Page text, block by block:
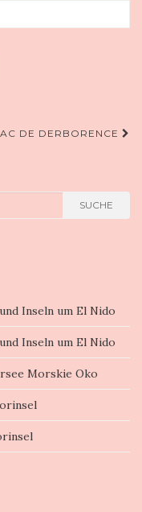
DE DERBORENCE
SUCHE
Inseln um El Nido
Inseln um El Nido
Morskie Oko